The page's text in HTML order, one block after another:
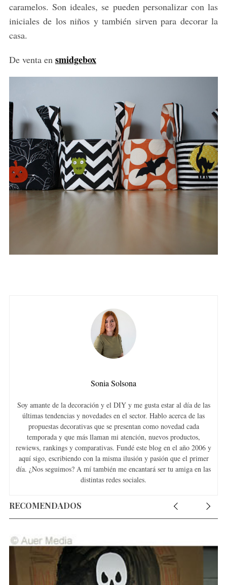
caramelos. Son ideales, se pueden personalizar con las
iniciales de los niños y también sirven para decorar la
casa.
De venta en smidgebox
Sonia Solsona
Soy amante de la decoración y el DIY y me gusta estar al día de las
últimas tendencias y novedades en el sector. Hablo acerca de las
propuestas decorativas que se presentan como novedad cada
temporada y que más llaman mi atención, nuevos productos,
rewiews, rankings y comparativas. Fundé este blog en el año 2006 y
aquí sigo, escribiendo con la misma ilusión y pasión que el primer
día. ¿Nos seguimos? A mí también me encantará ser tu amiga en las
distintas redes sociales.
RECOMENDADOS